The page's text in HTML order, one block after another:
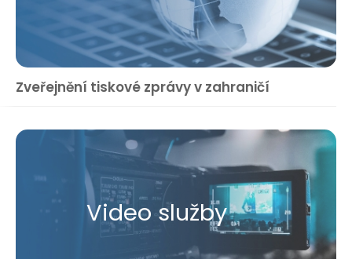
Zveřejnění tiskové zprávy v zahraničí
Video služby